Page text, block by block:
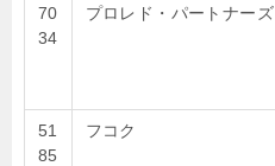
70
34
プロレド・パートナーズ
51
85
フコク